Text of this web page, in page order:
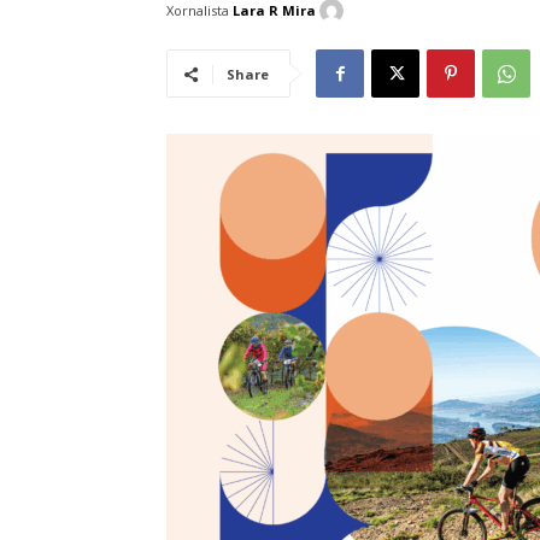
Xornalista Lara R Mira
Share